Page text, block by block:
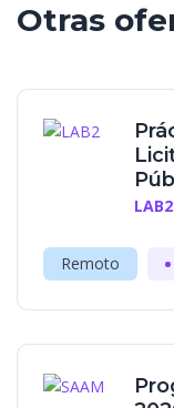
Otras
LAB2
Remoto